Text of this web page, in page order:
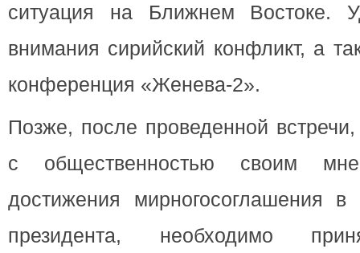
ситуация на Ближнем Востоке.
внимания сирийский конфликт, а
конференция «Женева-2».
Позже, после проведенной
с общественностью своим
достижения мирногосоглашения
президента, необходимо